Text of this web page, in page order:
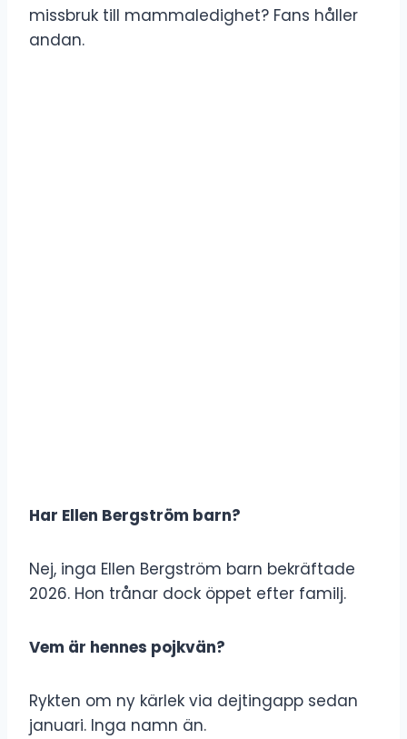
missbruk till mammaledighet? Fans håller
andan.
Har Ellen Bergström barn?
Nej, inga Ellen Bergström barn bekräftade
2026. Hon trånar dock öppet efter familj.
Vem är hennes pojkvän?
Rykten om ny kärlek via dejtingapp sedan
januari. Inga namn än.